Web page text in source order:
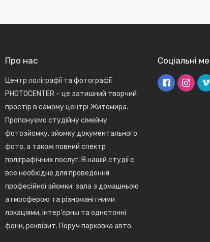
Про нас
Центр поліграфії та фотографії
PHOTOCENTER – це затишний творчий
простір в самому центрі Житомира.
Пропонуємо студійну сімейну
фотозйомку, зйомку документального
фото, а також повний спектр
поліграфічних послуг. В нашій студії є
все необхідне для проведення
професійної зйомки: зала з домашньою
атмосферою та різноманітними
локаціями, інтер’єрны та однотонні
фони, реквізит. Поруч парковка авто.
Соціальні